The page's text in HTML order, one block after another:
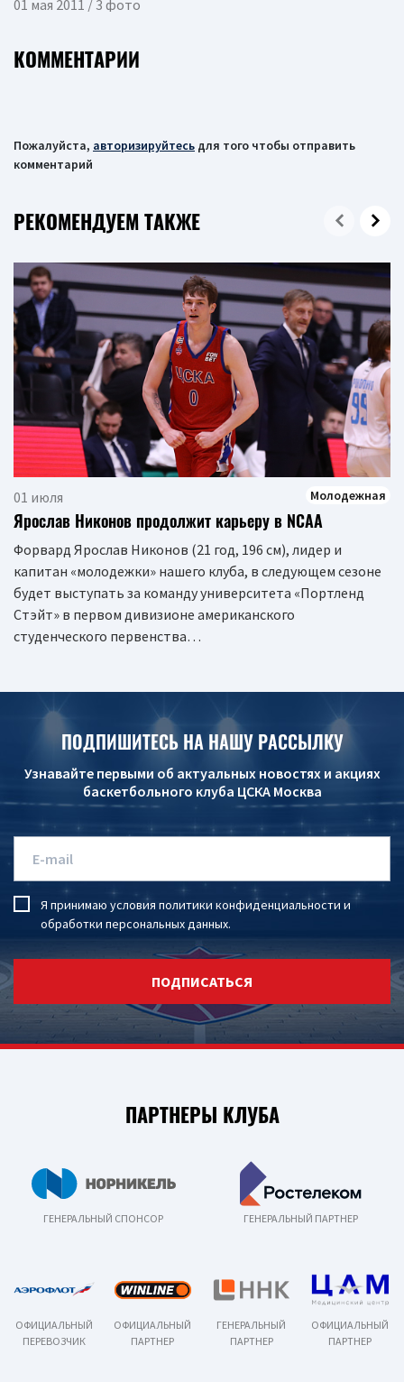
01 мая 2011 / 3 фото
КОММЕНТАРИИ
Пожалуйста, авторизируйтесь для того чтобы отправить
комментарий
РЕКОМЕНДУЕМ ТАКЖЕ
01 июля Молодежная
Ярослав Никонов продолжит карьеру в NCAA
Форвард Ярослав Никонов (21 год, 196 см), лидер и
капитан «молодежки» нашего клуба, в следующем сезоне
будет выступать за команду университета «Портленд
Стэйт» в первом дивизионе американского
студенческого первенства…
ПОДПИШИТЕСЬ НА НАШУ РАССЫЛКУ
Узнавайте первыми об актуальных новостях и акциях
баскетбольного клуба ЦСКА Москва
Я принимаю условия политики конфиденциальности и
обработки персональных данных.
ПОДПИСАТЬСЯ
ПАРТНЕРЫ КЛУБА
ГЕНЕРАЛЬНЫЙ СПОНСОР ГЕНЕРАЛЬНЫЙ ПАРТНЕР
ОФИЦИАЛЬНЫЙ
ПЕРЕВОЗЧИК
ОФИЦИАЛЬНЫЙ
ПАРТНЕР
ГЕНЕРАЛЬНЫЙ
ПАРТНЕР
ОФИЦИАЛЬНЫЙ
ПАРТНЕР